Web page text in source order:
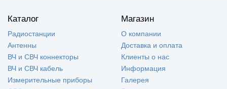
Каталог
Радиостанции
Антенны
ВЧ и СВЧ коннекторы
ВЧ и СВЧ кабель
Измерительные приборы
Магазин
О компании
Доставка и оплата
Клиенты о нас
Информация
Галерея